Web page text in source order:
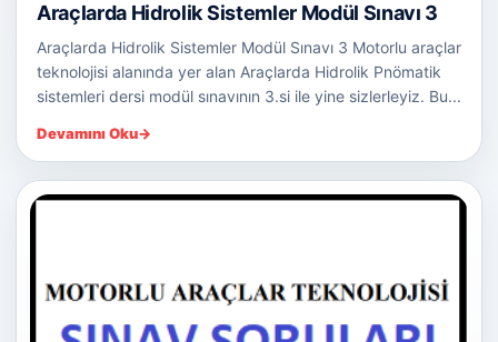
Araçlarda Hidrolik Sistemler Modül Sınavı 3
Araçlarda Hidrolik Sistemler Modül Sınavı 3 Motorlu araçlar
teknolojisi alanında yer alan Araçlarda Hidrolik Pnömatik
sistemleri dersi modül sınavının 3.si ile yine sizlerleyiz. Bu...
Devamını Oku→